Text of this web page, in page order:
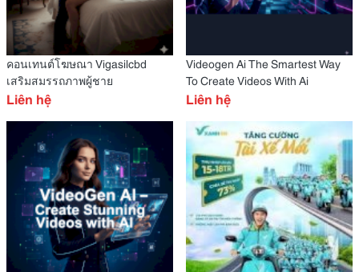
คอนเทนต์โฆษณา Vigasilcbd
เสริมสมรรถภาพผู้ชาย
Liên hệ
Videogen Ai The Smartest Way
To Create Videos With Ai
Liên hệ